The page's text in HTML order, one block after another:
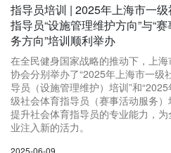
指导员培训 | 2025年上海市一
指导员“设施管理维护方向”与“
务方向”培训顺利举办
在全民健身国家战略的推动下，上
协会分别举办了“2025年上海市一级
导员（设施管理维护）培训”和
级社会体育指导员（赛事活动服务）
提升社会体育指导员的专业能力，
业注入新的活力。
2025-06-09